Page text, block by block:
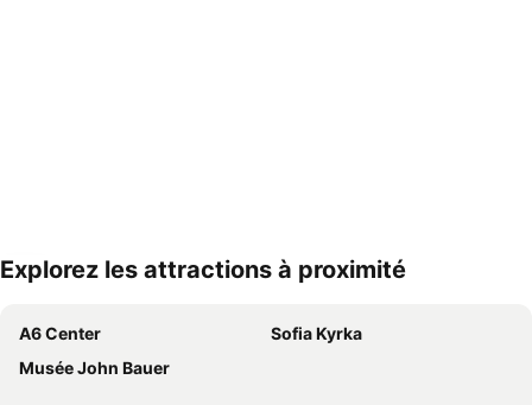
Explorez les attractions à proximité
A6 Center
Sofia Kyrka
Musée John Bauer